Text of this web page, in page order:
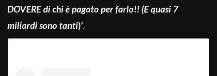
DOVERE di chi è pagato per farlo!! (E quasi 7
miliardi sono tanti)’.